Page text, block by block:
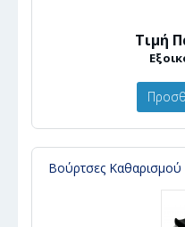
Τιμή
Βούρτσες Καθαρισμού